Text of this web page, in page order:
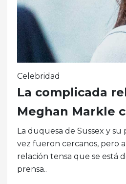
Celebridad
La complicada
Meghan Markle
La duquesa de Sussex y su
vez fueron cercanos, pero
relación tensa que se está
prensa..